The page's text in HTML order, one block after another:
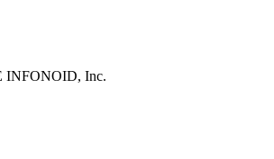
Inc.